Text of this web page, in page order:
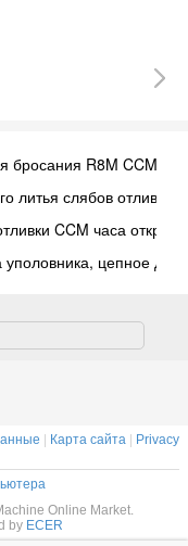
R8M CCM
литья слябов отливки
CCM часа
цепное
R8M 8S CCM
| Карта сайта | Privacy
Online Market.
by ECER